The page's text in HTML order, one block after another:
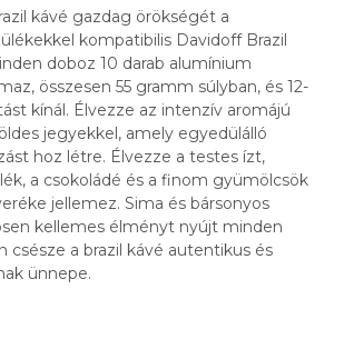
kávé gazdag örökségét a
kompatibilis Davidoff Brazil
doboz 10 darab alumínium
összesen 55 gramm súlyban, és 12-
kínál. Élvezze az intenzív aromájú
jegyekkel, amely egyedülálló
hoz létre. Élvezze a testes ízt,
a csokoládé és a finom gyümölcsök
jellemez. Sima és bársonyos
kellemes élményt nyújt minden
csésze a brazil kávé autentikus és
ünnepe.